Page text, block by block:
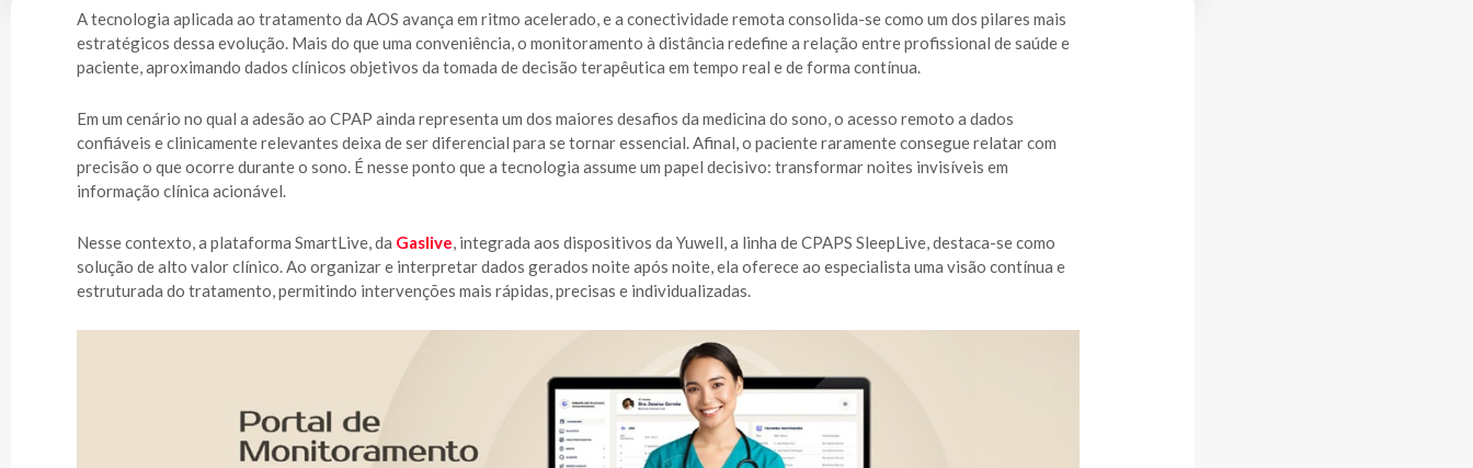
A tecnologia aplicada ao tratamento da AOS avança em ritmo acelerado, e a conectividade remota consolida-se como um dos pilares mais
estratégicos dessa evolução. Mais do que uma conveniência, o monitoramento à distância redefine a relação entre profissional de saúde e
paciente, aproximando dados clínicos objetivos da tomada de decisão terapêutica em tempo real e de forma contínua.
Em um cenário no qual a adesão ao CPAP ainda representa um dos maiores desafios da medicina do sono, o acesso remoto a dados
confiáveis e clinicamente relevantes deixa de ser diferencial para se tornar essencial. Afinal, o paciente raramente consegue relatar com
precisão o que ocorre durante o sono. É nesse ponto que a tecnologia assume um papel decisivo: transformar noites invisíveis em
informação clínica acionável.
Nesse contexto, a plataforma SmartLive, da Gaslive, integrada aos dispositivos da Yuwell, a linha de CPAPS SleepLive, destaca-se como
solução de alto valor clínico. Ao organizar e interpretar dados gerados noite após noite, ela oferece ao especialista uma visão contínua e
estruturada do tratamento, permitindo intervenções mais rápidas, precisas e individualizadas.